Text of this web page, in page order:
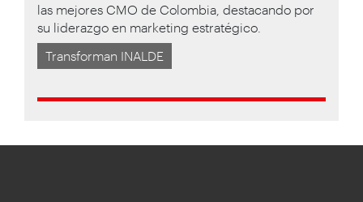
las mejores CMO de Colombia, destacando por
su liderazgo en marketing estratégico.
Transforman INALDE